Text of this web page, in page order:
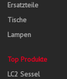
Ersatzteile
Tische
Lampen
Top Produkte
LC2 Sessel